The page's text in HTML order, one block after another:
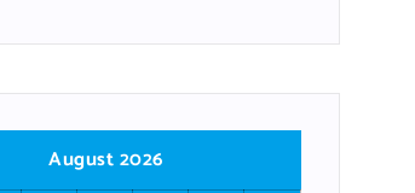
August 2026